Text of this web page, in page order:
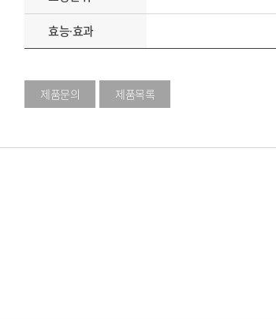
효능∙효과
제품문의 제품목록